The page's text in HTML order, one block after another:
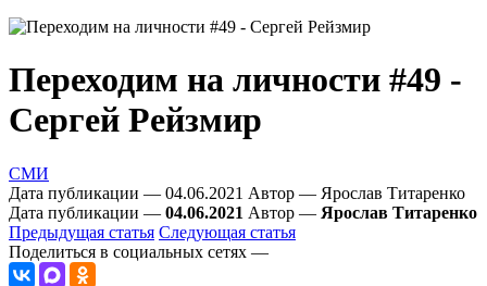
Переходим на личности #49 -
Сергей Рейзмир
СМИ
Дата публикации — 04.06.2021 Автор — Ярослав Титаренко
Дата публикации — 04.06.2021 Автор — Ярослав Титаренко
Предыдущая статья Следующая статья
Поделиться в социальных сетях —